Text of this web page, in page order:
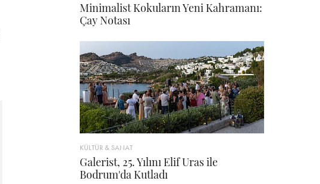
Minimalist Kokuların Yeni Kahramanı:
Çay Notası
KÜLTÜR & SANAT
Galerist, 25. Yılını Elif Uras ile
Bodrum'da Kutladı